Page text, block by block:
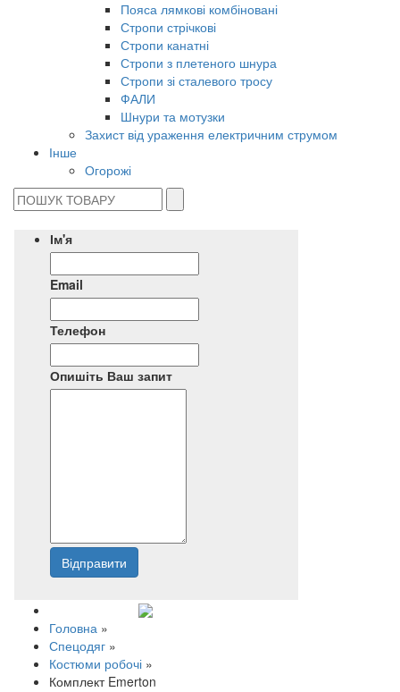
Пояса лямкові комбіновані
Стропи стрічкові
Стропи канатні
Стропи з плетеного шнура
Стропи зі сталевого тросу
ФАЛИ
Шнури та мотузки
Захист від ураження електричним струмом
Інше
Огорожі
Ім'я
Email
Телефон
Опишіть Ваш запит
Відправити
Головна »
Спецодяг »
Костюми робочі »
Комплект Emerton